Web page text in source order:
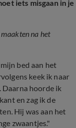
iets misgaan in je
na het
bed aan het
keek ik naar
Daarna hoorde ik
en zag ik de
Hij was aan het
zwaantjes."